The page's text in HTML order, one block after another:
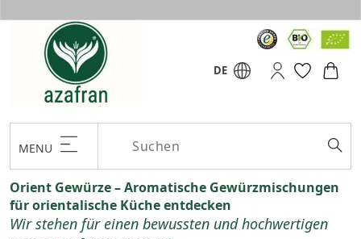
DE
MENU
Orient Gewürze – Aromatische Gewürzmischungen
für orientalische Küche entdecken
Wir stehen für einen bewussten und hochwertigen